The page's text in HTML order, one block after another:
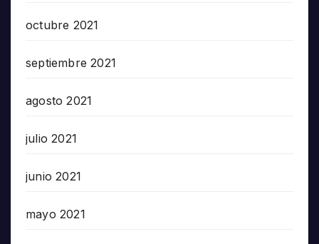
octubre 2021
septiembre 2021
agosto 2021
julio 2021
junio 2021
mayo 2021